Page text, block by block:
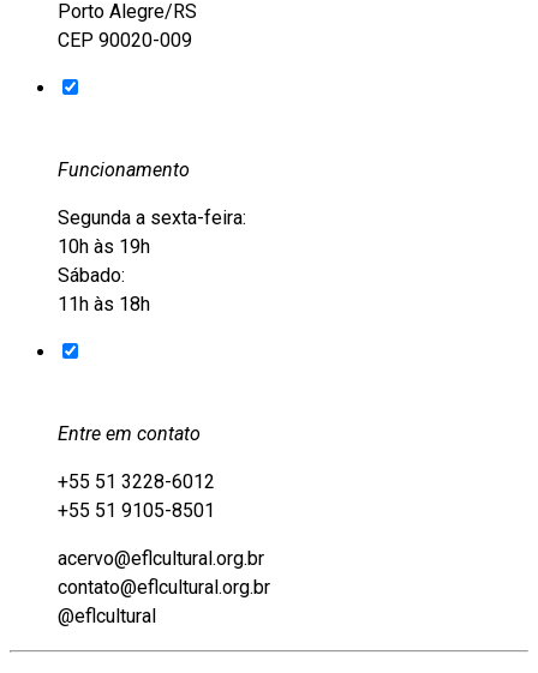
Porto Alegre/RS
CEP 90020-009
Funcionamento
Segunda a sexta-feira:
10h às 19h
Sábado:
11h às 18h
Entre em contato
+55 51 3228-6012
+55 51 9105-8501
acervo@eflcultural.org.br
contato@eflcultural.org.br
@eflcultural